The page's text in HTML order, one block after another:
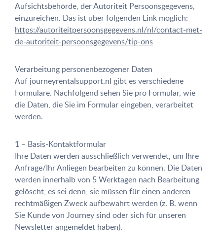
Aufsichtsbehörde, der Autoriteit Persoonsgegevens,
einzureichen. Das ist über folgenden Link möglich:
https://autoriteitpersoonsgegevens.nl/nl/contact-met-
de-autoriteit-persoonsgegevens/tip-ons
Verarbeitung personenbezogener Daten
Auf journeyrentalsupport.nl gibt es verschiedene
Formulare. Nachfolgend sehen Sie pro Formular, wie
die Daten, die Sie im Formular eingeben, verarbeitet
werden.
1 – Basis-Kontaktformular
Ihre Daten werden ausschließlich verwendet, um Ihre
Anfrage/Ihr Anliegen bearbeiten zu können. Die Daten
werden innerhalb von 5 Werktagen nach Bearbeitung
gelöscht, es sei denn, sie müssen für einen anderen
rechtmäßigen Zweck aufbewahrt werden (z. B. wenn
Sie Kunde von Journey sind oder sich für unseren
Newsletter angemeldet haben).